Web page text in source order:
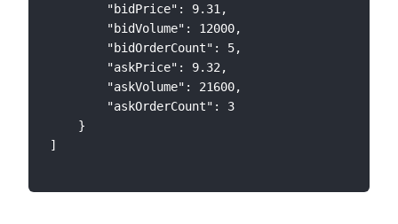
        "bidPrice": 9.31,
        "bidVolume": 12000,
        "bidOrderCount": 5,
        "askPrice": 9.32,
        "askVolume": 21600,
        "askOrderCount": 3
    }
]